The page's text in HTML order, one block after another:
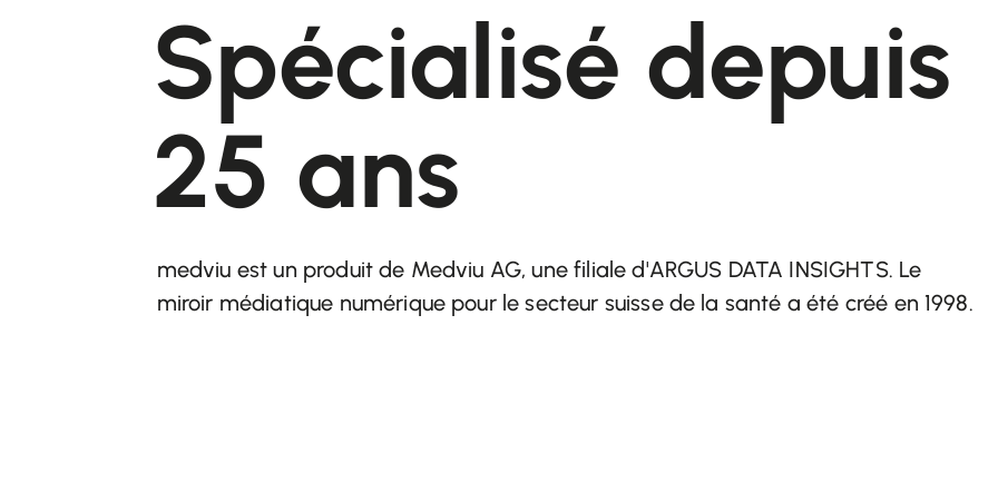
Spécialisé depuis
25 ans
medviu est un produit de Medviu AG, une filiale d'ARGUS DATA INSIGHTS. Le
miroir médiatique numérique pour le secteur suisse de la santé a été créé en 1998.